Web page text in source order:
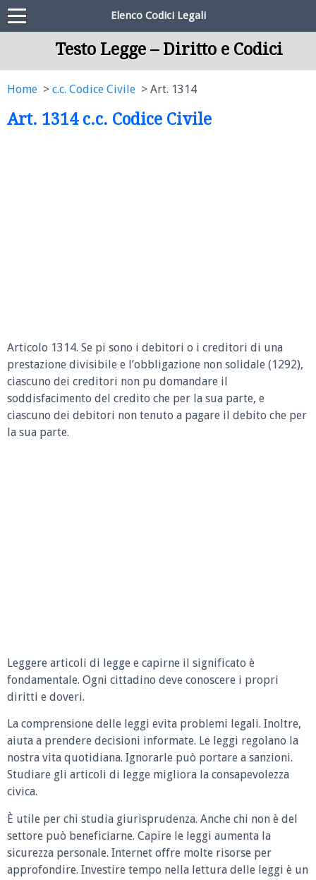
Elenco Codici Legali
Testo Legge – Diritto e Codici
Home c.c. Codice Civile Art. 1314
Art. 1314 c.c. Codice Civile
Articolo 1314. Se pi sono i debitori o i creditori di una
prestazione divisibile e l’obbligazione non solidale (1292),
ciascuno dei creditori non pu domandare il
soddisfacimento del credito che per la sua parte, e
ciascuno dei debitori non tenuto a pagare il debito che per
la sua parte.
Leggere articoli di legge e capirne il significato è
fondamentale. Ogni cittadino deve conoscere i propri
diritti e doveri.
La comprensione delle leggi evita problemi legali. Inoltre,
aiuta a prendere decisioni informate. Le leggi regolano la
nostra vita quotidiana. Ignorarle può portare a sanzioni.
Studiare gli articoli di legge migliora la consapevolezza
civica.
È utile per chi studia giurisprudenza. Anche chi non è del
settore può beneficiarne. Capire le leggi aumenta la
sicurezza personale. Internet offre molte risorse per
approfondire. Investire tempo nella lettura delle leggi è un